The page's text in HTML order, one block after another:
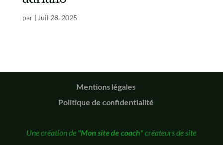
par | Juil 28, 2025
Mentions légales
Politique de confidentialité
Une création de "Mon site de coach"créateurs de site